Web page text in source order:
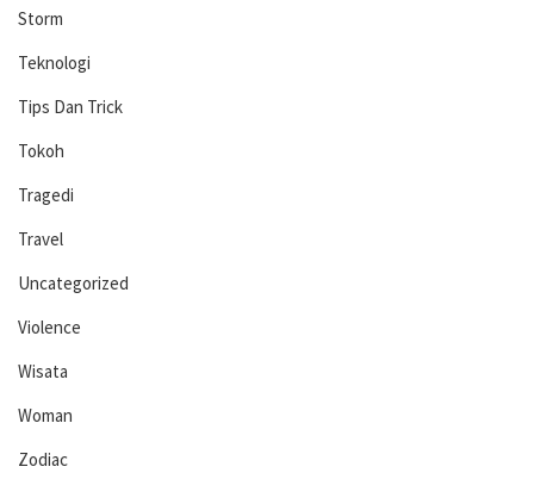
Storm
Teknologi
Tips Dan Trick
Tokoh
Tragedi
Travel
Uncategorized
Violence
Wisata
Woman
Zodiac